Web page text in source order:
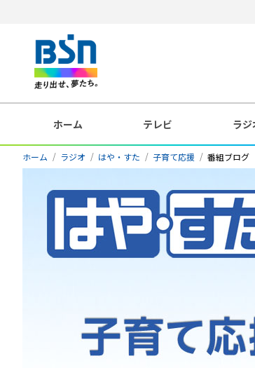
ホーム テレビ ラジ
ホーム ラジオ はや・すた 子育て応援 番組ブログ